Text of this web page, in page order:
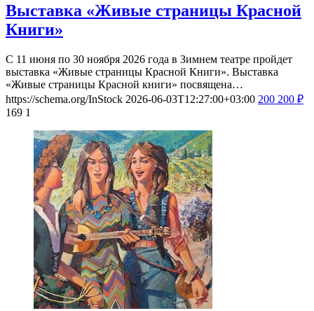
Выставка «Живые страницы Красной
Книги»
С 11 июня по 30 ноября 2026 года в Зимнем театре пройдет
выставка «Живые страницы Красной Книги». Выставка
«Живые страницы Красной книги» посвящена…
https://schema.org/InStock 2026-06-03T12:27:00+03:00 200 200 ₽
169 1